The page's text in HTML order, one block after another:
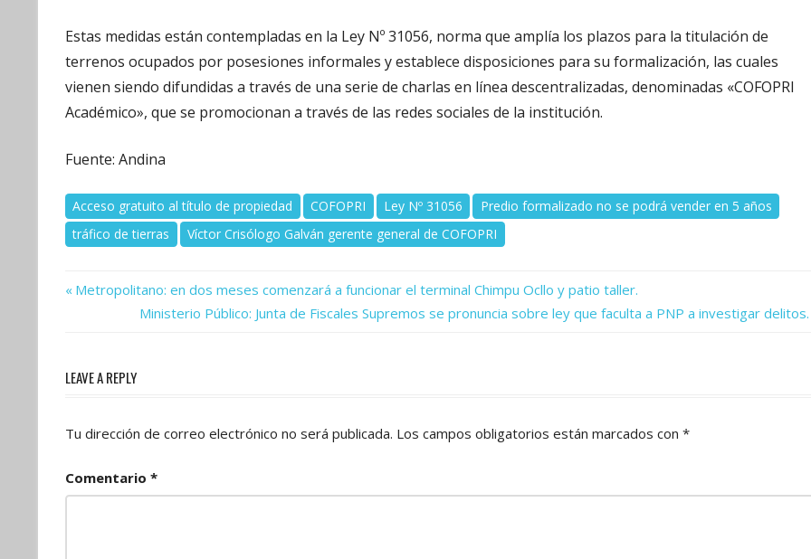
Estas medidas están contempladas en la Ley Nº 31056, norma que amplía los plazos para la titulación de
terrenos ocupados por posesiones informales y establece disposiciones para su formalización, las cuales
vienen siendo difundidas a través de una serie de charlas en línea descentralizadas, denominadas «COFOPRI
Académico», que se promocionan a través de las redes sociales de la institución.
Fuente: Andina
Acceso gratuito al título de propiedad COFOPRI Ley Nº 31056
Predio formalizado no se podrá vender en 5 años
tráfico de tierras
Víctor Crisólogo Galván gerente general de COFOPRI
Navegación
entradas
Previous
Metropolitano: en dos meses comenzará a funcionar el terminal Chimpu Ocllo y patio taller.
Next
Ministerio Público: Junta de Fiscales Supremos se pronuncia sobre ley que faculta a PNP a investigar delitos.
LEAVE A REPLY
Tu dirección de correo electrónico no será publicada. Los campos obligatorios están marcados con *
Comentario *